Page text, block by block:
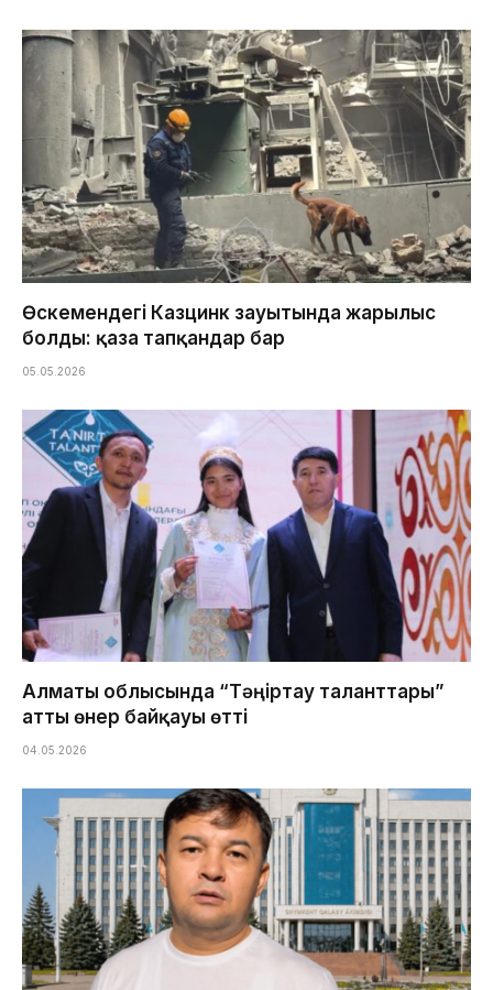
Өскемендегі Казцинк зауытында жарылыс
болды: қаза тапқандар бар
05.05.2026
Алматы облысында “Тәңіртау таланттары”
атты өнер байқауы өтті
04.05.2026